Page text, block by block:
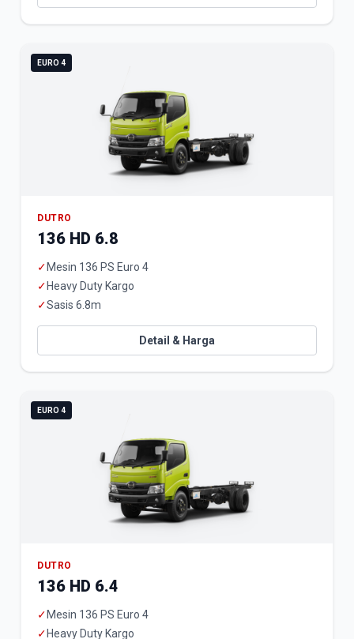
EURO 4
DUTRO
136 HD 6.8
✓ Mesin 136 PS Euro 4
✓ Heavy Duty Kargo
✓Sasis 6.8m
Detail & Harga
EURO 4
DUTRO
136 HD 6.4
✓ Mesin 136 PS Euro 4
✓ Heavy Duty Kargo